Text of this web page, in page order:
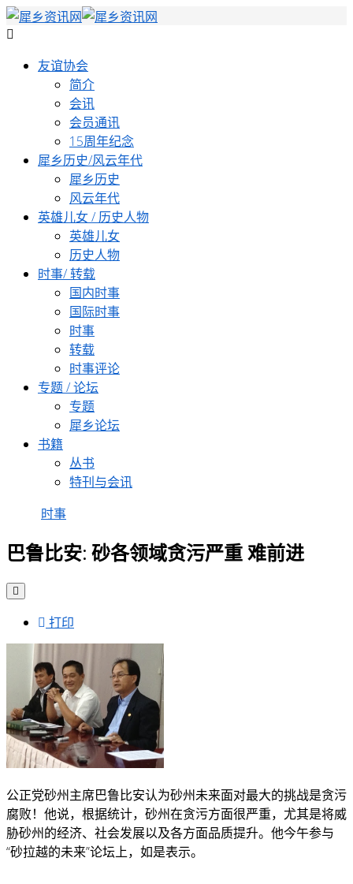
友谊协会
简介
会讯
会员通讯
15周年纪念
犀乡历史/风云年代
犀乡历史
风云年代
英雄儿女 / 历史人物
英雄儿女
历史人物
时事/ 转载
国内时事
国际时事
时事
转载
时事评论
专题 / 论坛
专题
犀乡论坛
书籍
丛书
特刊与会讯
时事
巴鲁比安: 砂各领域贪污严重 难前进
打印
公正党砂州主席巴鲁比安认为砂州未来面对最大的挑战是贪污
腐败！ 他说，根据统计，砂州在贪污方面很严重，尤其是将威
胁砂州的经济、社会发展以及各方面品质提升。 他今午参与
“砂拉越的未来”论坛上，如是表示。